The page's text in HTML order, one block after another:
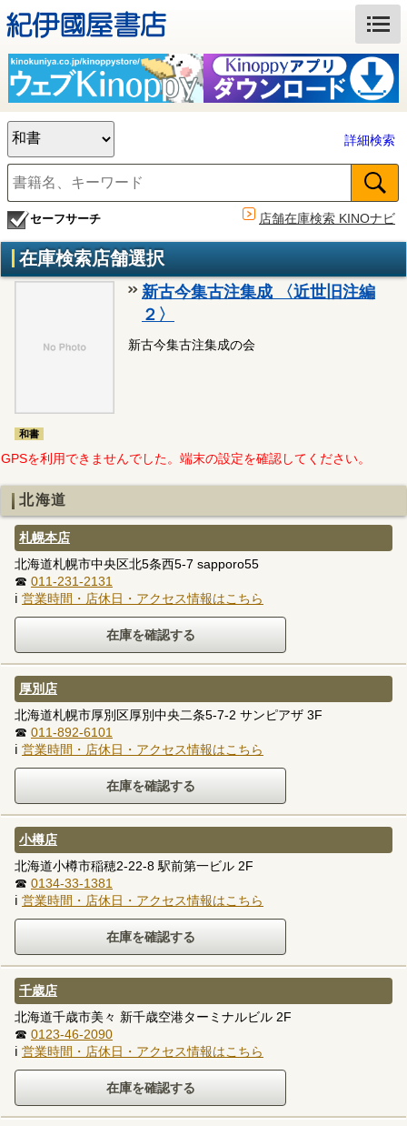
詳細検索
セーフサーチ 店舗在庫検索 KINOナビ
在庫検索店舗選択
和書
新古今集古注集成 〈近世旧注編
２〉
新古今集古注集成の会
GPSを利用できませんでした。端末の設定を確認してください。
北海道
札幌本店
北海道札幌市中央区北5条西5-7 sapporo55
☎ 011-231-2131
ℹ 営業時間・店休日・アクセス情報はこちら
厚別店
北海道札幌市厚別区厚別中央二条5-7-2 サンピアザ 3F
☎ 011-892-6101
ℹ 営業時間・店休日・アクセス情報はこちら
小樽店
北海道小樽市稲穂2-22-8 駅前第一ビル 2F
☎ 0134-33-1381
ℹ 営業時間・店休日・アクセス情報はこちら
千歳店
北海道千歳市美々 新千歳空港ターミナルビル 2F
☎ 0123-46-2090
ℹ 営業時間・店休日・アクセス情報はこちら